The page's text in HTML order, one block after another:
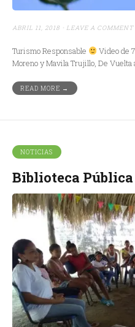
ABRIL 11, 2018 LEAVE A COMMENT
Turismo Responsable
Video de
Moreno y Mavila Trujillo, De Vuelta
READ MORE →
NOTICIAS
Biblioteca Pública